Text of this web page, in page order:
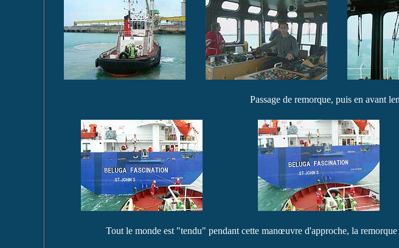
Passage de remorque, puis en avant
Tout le monde est "tendu" pendant cette manœuvre d'approche, la